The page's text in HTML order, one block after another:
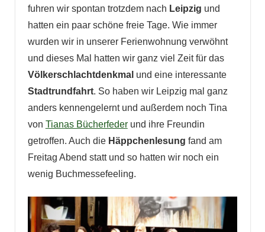
fuhren wir spontan trotzdem nach Leipzig und
hatten ein paar schöne freie Tage. Wie immer
wurden wir in unserer Ferienwohnung verwöhnt
und dieses Mal hatten wir ganz viel Zeit für das
Völkerschlachtdenkmal und eine interessante
Stadtrundfahrt. So haben wir Leipzig mal ganz
anders kennengelernt und außerdem noch Tina
von Tianas Bücherfederund ihre Freundin
getroffen. Auch die Häppchenlesung fand am
Freitag Abend statt und so hatten wir noch ein
wenig Buchmessefeeling.